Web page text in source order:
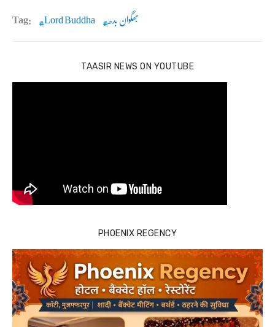
Tag: Lord Buddha بھگوان بدھ
TAASIR NEWS ON YOUTUBE
PHOENIX REGENCY